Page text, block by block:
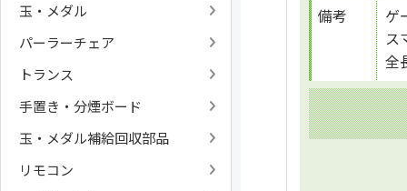
玉・メダル
パーラーチェア
トランス
手置き・分煙ボード
玉・メダル補給回収部品
リモコン
備考
ゲ
ス
全